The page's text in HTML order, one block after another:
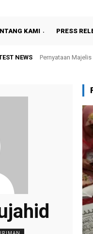
KAMI PRESS
NEWS
Pernyataan Majelis
Tuan Presiden: